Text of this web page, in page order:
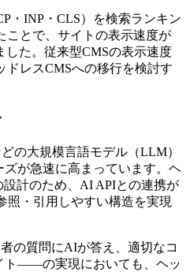
・INP・CLS）を検索ランキン
ことで、サイトの表示速度が
した。従来型CMSの表示速度
ドレスCMSへの移行を検討す
の大規模言語モデル（LLM）
ズが急速に高まっています。ヘ
計のため、AI APIとの連携が
照・引用しやすい構造を実現
の質問にAIが答え、適切なコ
ト——の実現においても、ヘッ